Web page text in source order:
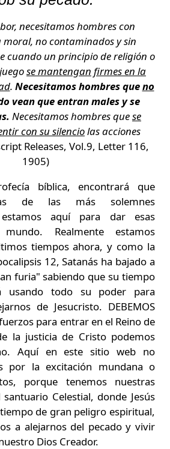
necesitamos hombres con
moral, no contaminados y sin
cuando un principio de religión o
se mantengan firmes en la
. Necesitamos hombres queno
vean que entran males y se
Necesitamos hombres quese
con su silenciolas acciones
Releases, Vol.9, Letter 116,
1905)
bíblica, encontrará que
de las más solemnes
aquí para dar esas
Realmente estamos
tiempos ahora, y como la
12, Satanás ha bajado a
furia" sabiendo que su tiempo
usando todo su poder para
de Jesucristo. DEBEMOS
para entrar en el Reino de
la justicia de Cristo podemos
Aquí en este sitio web no
por la excitación mundana o
porque tenemos nuestras
Celestial, donde Jesús
de gran peligro espiritual,
a alejarnos del pecado y vivir
Dios Creador.